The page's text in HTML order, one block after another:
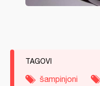
TAGOVI
šampinjoni